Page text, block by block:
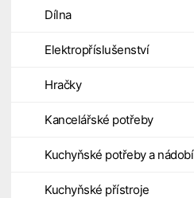
Dílna
Elektropříslušenství
Hračky
Kancelářské potřeby
Kuchyňské potřeby a nádobí
Kuchyňské přístroje